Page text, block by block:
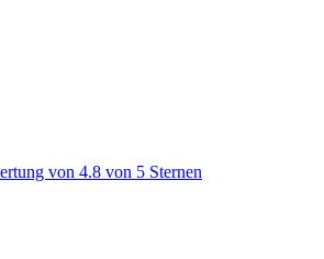
von 4.8 von 5 Sternen